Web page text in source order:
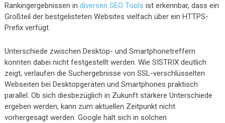
Rankingergebnissen in diversen SEO Tools ist erkennbar, dass ein
Großteil der bestgelisteten Websites vielfach über ein HTTPS-
Prefix verfügt.
Unterschiede zwischen Desktop- und Smartphonetreffern
konnten dabei nicht festgestellt werden. Wie SISTRIX deutlich
zeigt, verlaufen die Suchergebnisse von SSL-verschlüsselten
Webseiten bei Desktopgeräten und Smartphones praktisch
parallel. Ob sich diesbezüglich in Zukunft stärkere Unterschiede
ergeben werden, kann zum aktuellen Zeitpunkt nicht
vorhergesagt werden. Google hält sich in solchen